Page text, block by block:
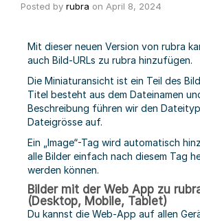
Posted by rubra on April 8, 2024
Mit dieser neuen Version von rubra
auch Bild-URLs zu rubra hinzufügen.
Die Miniaturansicht ist ein Teil des
Titel besteht aus dem Dateinamen
Beschreibung führen wir den
Dateigrösse auf.
Ein „Image“-Tag wird automatisch
alle Bilder einfach nach diesem Tag
werden können.
Bilder mit der Web App zu
(Desktop, Mobile, Tablet)
Du kannst die Web-App auf allen